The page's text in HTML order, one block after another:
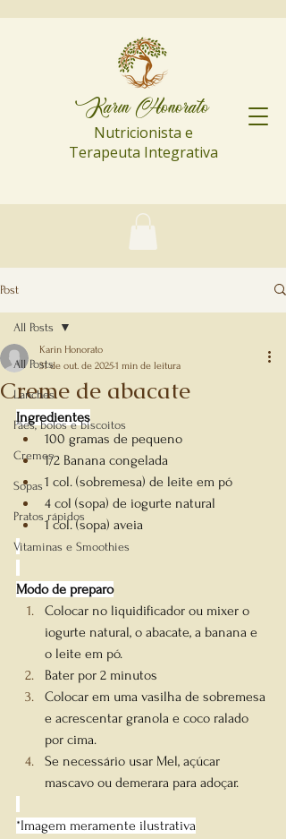
Karin Honorato
Nutricionista e
Terapeuta Integrativa
Post
All Posts
Lanches
Pães, bolos e biscoitos
Cremes
Sopas
Pratos rápidos
Vitaminas e Smoothies
All Posts
Creme de abacate
Karin Honorato
31 de out. de 20251 min de leitura
Ingredientes
100 gramas de pequeno
1/2 Banana congelada
1 col. (sobremesa) de leite em pó
4 col (sopa) de iogurte natural
1 col. (sopa) aveia
Modo de preparo
Colocar no liquidificador ou mixer o
iogurte natural, o abacate, a banana e
o leite em pó.
Bater por 2 minutos
Colocar em uma vasilha de sobremesa
e acrescentar granola e coco ralado
por cima.
Se necessário usar Mel, açúcar
mascavo ou demerara para adoçar.
*Imagem meramente ilustrativa